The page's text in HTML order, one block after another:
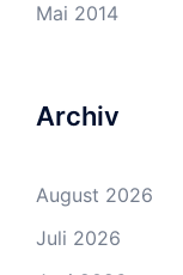
Mai 2014
Archiv
August 2026
Juli 2026